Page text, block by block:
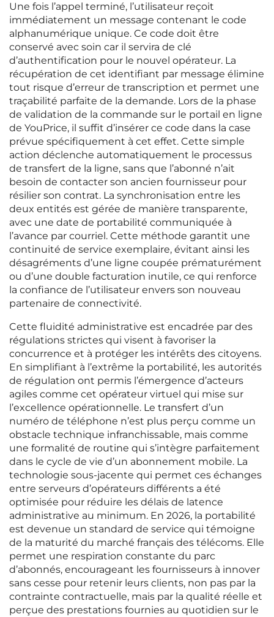
Une fois l’appel terminé, l’utilisateur reçoit
immédiatement un message contenant le code
alphanumérique unique. Ce code doit être
conservé avec soin car il servira de clé
d’authentification pour le nouvel opérateur. La
récupération de cet identifiant par message élimine
tout risque d’erreur de transcription et permet une
traçabilité parfaite de la demande. Lors de la phase
de validation de la commande sur le portail en ligne
de YouPrice, il suffit d’insérer ce code dans la case
prévue spécifiquement à cet effet. Cette simple
action déclenche automatiquement le processus
de transfert de la ligne, sans que l’abonné n’ait
besoin de contacter son ancien fournisseur pour
résilier son contrat. La synchronisation entre les
deux entités est gérée de manière transparente,
avec une date de portabilité communiquée à
l’avance par courriel. Cette méthode garantit une
continuité de service exemplaire, évitant ainsi les
désagréments d’une ligne coupée prématurément
ou d’une double facturation inutile, ce qui renforce
la confiance de l’utilisateur envers son nouveau
partenaire de connectivité.
Cette fluidité administrative est encadrée par des
régulations strictes qui visent à favoriser la
concurrence et à protéger les intérêts des citoyens.
En simplifiant à l’extrême la portabilité, les autorités
de régulation ont permis l’émergence d’acteurs
agiles comme cet opérateur virtuel qui mise sur
l’excellence opérationnelle. Le transfert d’un
numéro de téléphone n’est plus perçu comme un
obstacle technique infranchissable, mais comme
une formalité de routine qui s’intègre parfaitement
dans le cycle de vie d’un abonnement mobile. La
technologie sous-jacente qui permet ces échanges
entre serveurs d’opérateurs différents a été
optimisée pour réduire les délais de latence
administrative au minimum. En 2026, la portabilité
est devenue un standard de service qui témoigne
de la maturité du marché français des télécoms. Elle
permet une respiration constante du parc
d’abonnés, encourageant les fournisseurs à innover
sans cesse pour retenir leurs clients, non pas par la
contrainte contractuelle, mais par la qualité réelle et
perçue des prestations fournies au quotidien sur le